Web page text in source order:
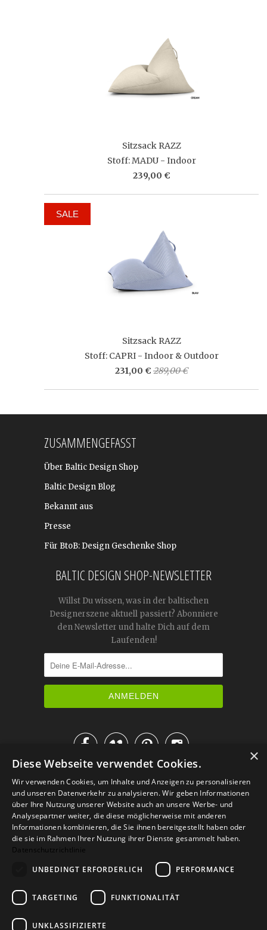
Sitzsack RAZZ
Stoff: MADU - Indoor
239,00 €
Sitzsack RAZZ
Stoff: CAPRI - Indoor & Outdoor
231,00 € 289,00 €
SALE
ZUSAMMENGEFASST
Über Baltic Design Shop
Baltic Design Blog
Bekannt aus
Presse
Für BtoB: Design Geschenke Shop
BALTIC DESIGN SHOP-NEWSLETTER
Willst Du wissen, was in der baltischen
Designerszene aktuell passiert? Abonniere
den Newsletter und halte Dich auf dem
Laufenden!

IM KATALOG BLÄTTERN
Versand Zahlarten
Retoure
×
Diese Webseite verwendet Cookies.
Wir verwenden Cookies, um Inhalte und Anzeigen zu personalisieren
und unseren Datenverkehr zu analysieren. Wir geben Informationen
über Ihre Nutzung unserer Website auch an unsere Werbe- und
Analysepartner weiter, die diese möglicherweise mit anderen
Informationen kombinieren, die Sie ihnen bereitgestellt haben oder
die sie im Rahmen Ihrer Nutzung ihrer Dienste gesammelt haben.
Datenschutzrichtlinie
UNBEDINGT ERFORDERLICH
PERFORMANCE
TARGETING FUNKTIONALITÄT
UNKLASSIFIZIERTE